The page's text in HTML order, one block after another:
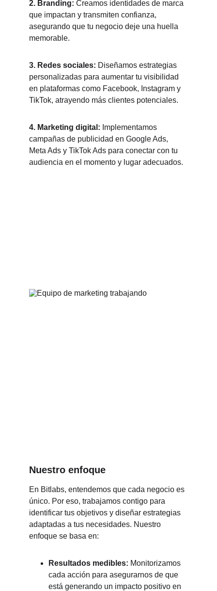
2. Branding: Creamos identidades de marca
que impactan y transmiten confianza,
asegurando que tu negocio deje una huella
memorable.
3. Redes sociales: Diseñamos estrategias
personalizadas para aumentar tu visibilidad
en plataformas como Facebook, Instagram y
TikTok, atrayendo más clientes potenciales.
4. Marketing digital: Implementamos
campañas de publicidad en Google Ads,
Meta Ads y TikTok Ads para conectar con tu
audiencia en el momento y lugar adecuados.
Nuestro enfoque
En Bitlabs, entendemos que cada negocio es
único. Por eso, trabajamos contigo para
identificar tus objetivos y diseñar estrategias
adaptadas a tus necesidades. Nuestro
enfoque se basa en:
Resultados medibles: Monitorizamos
cada acción para asegurarnos de que
está generando un impacto positivo en